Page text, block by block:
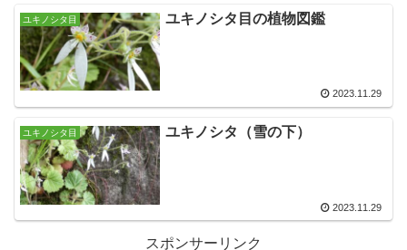
ユキノシタ目 ユキノシタ目の植物図鑑
2023.11.29
ユキノシタ目 ユキノシタ（雪の下）
2023.11.29
スポンサーリンク